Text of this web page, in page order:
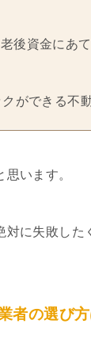
後資金にあ
ができる不
います。
に失敗した
者の選び